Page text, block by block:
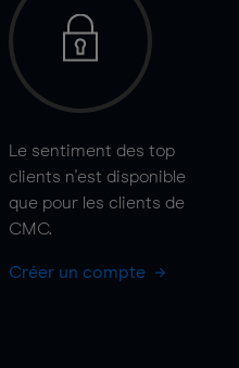
Le sentiment des top
clients n'est disponible
que pour les clients de
CMC.
Créer un compte